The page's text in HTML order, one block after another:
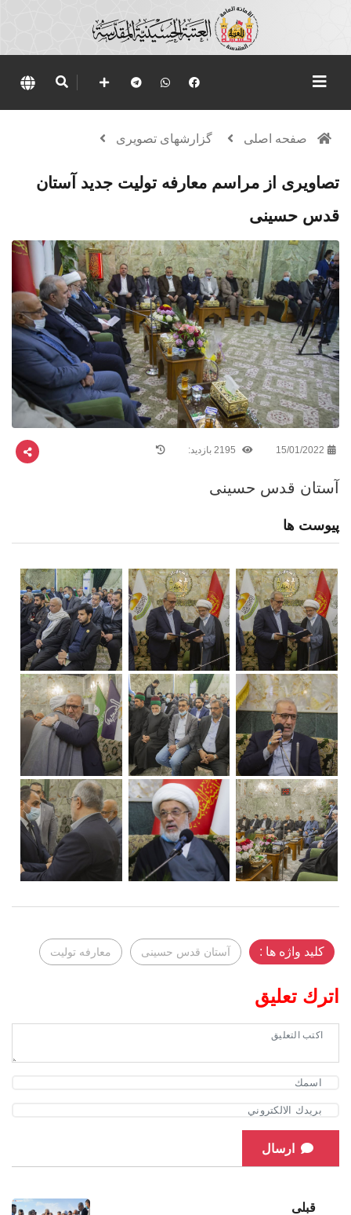
صفحه اصلی گزارشهای تصویری
تصاویری از مراسم معارفه تولیت جدید آستان
قدس حسینی
15/01/2022
آستان قدس حسینی
پیوست ها
کلید واژه ها : آستان قدس حسینی معارفه تولیت
اترك تعليق
ارسال
قبلی